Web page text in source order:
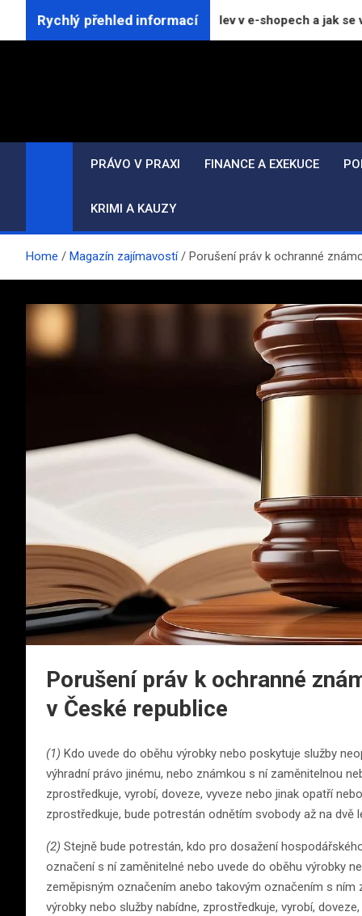
Rychlý přehled informací
platí pro označování slev v e-shopech a jak se vyhnout
PRÁVO V PRAXI
FINANCE A EXEKUCE
KRIMI A KAUZY
Home Magazín zajímavostí Porušení práv k ochranné
Porušení práv k ochranné
v České republice
(1) Kdo uvede do oběhu výrobky nebo poskytuje služby
výhradní právo jinému, nebo známkou s ní zaměnitelnou
zprostředkuje, vyrobí, doveze, vyveze nebo jinak opatří
zprostředkuje, bude potrestán odnětím svobody až na dvě
(2) Stejně bude potrestán, kdo pro dosažení
označení s ní zaměnitelné nebo uvede do oběhu výrobky
zeměpisným označením anebo takovým označením s
výrobky nebo služby nabídne, zprostředkuje, vyrobí,